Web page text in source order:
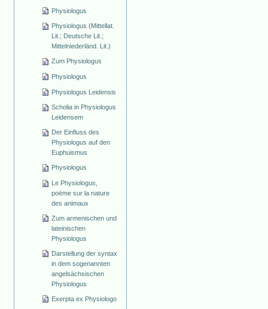
Physiologus
Physiologus (Mittellat.
Lit.; Deutsche Lit.;
Mittelniederländ. Lit.)
Zum Physiologus
Physiologus
Physiologus Leidensis
Scholia in Physiologus
Leidensem
Der Einfluss des
Physiologus auf den
Euphuismus
Physiologus
Le Physiologus,
poëme sur la nature
des animaux
Zum armenischen und
lateinischen
Physiologus
Darstellung der syntax
in dem sogenannten
angelsächsischen
Physiologus
Exerpta ex Physiologo